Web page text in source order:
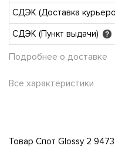
СДЭК (Доставка
СДЭК (Пункт выдачи)
?
Подробнее о доставке
Все характеристики
Товар Спот Glossy 2